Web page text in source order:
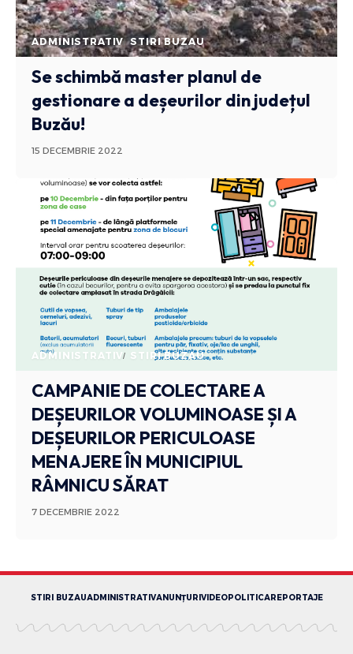
ADMINISTRATIV STIRI BUZAU
Se schimbă master planul de
gestionare a deșeurilor din județul
Buzău!
15 DECEMBRIE 2022
ADMINISTRATIV STIRI BUZAU
CAMPANIE DE COLECTARE A
DEȘEURILOR VOLUMINOASE ȘI A
DEȘEURILOR PERICULOASE
MENAJERE ÎN MUNICIPIUL
RÂMNICU SĂRAT
7 DECEMBRIE 2022
STIRI BUZAUADMINISTRATIVANUNȚURIVIDEOPOLITICAREPORTAJE